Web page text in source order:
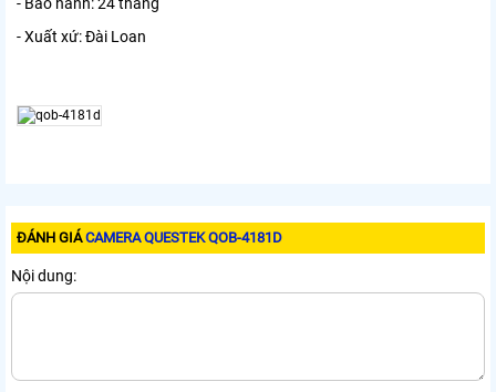
- Xuất xứ: Đài Loan
ĐÁNH GIÁCAMERA QUESTEK QOB-4181D
Nội dung: